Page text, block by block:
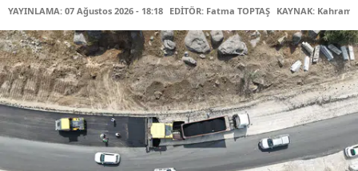
YAYINLAMA: 07 Ağustos 2026 - 18:18 EDİTÖR: Fatma TOPTAŞ KAYNAK: